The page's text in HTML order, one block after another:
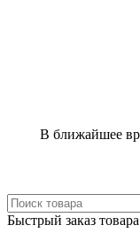
В ближайшее
Быстрый заказ товара